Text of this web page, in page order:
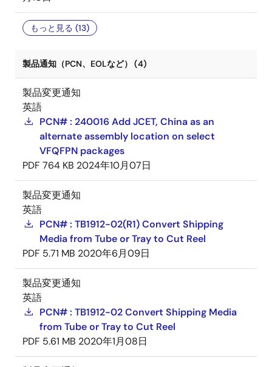
もっと見る (13)
製品通知（PCN、EOLなど） (4)
製品変更通知
英語
PCN# : 240016 Add JCET, China as an
alternate assembly location on select
VFQFPN packages
PDF 764 KB 2024年10月07日
製品変更通知
英語
PCN# : TB1912-02(R1) Convert Shipping
Media from Tube or Tray to Cut Reel
PDF 5.71 MB 2020年6月09日
製品変更通知
英語
PCN# : TB1912-02 Convert Shipping Media
from Tube or Tray to Cut Reel
PDF 5.61 MB 2020年1月08日